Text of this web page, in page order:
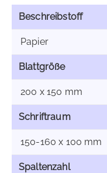
Beschreibstoff
Papier
Blattgröße
200 x 150 mm
Schriftraum
150-160 x 100 mm
Spaltenzahl